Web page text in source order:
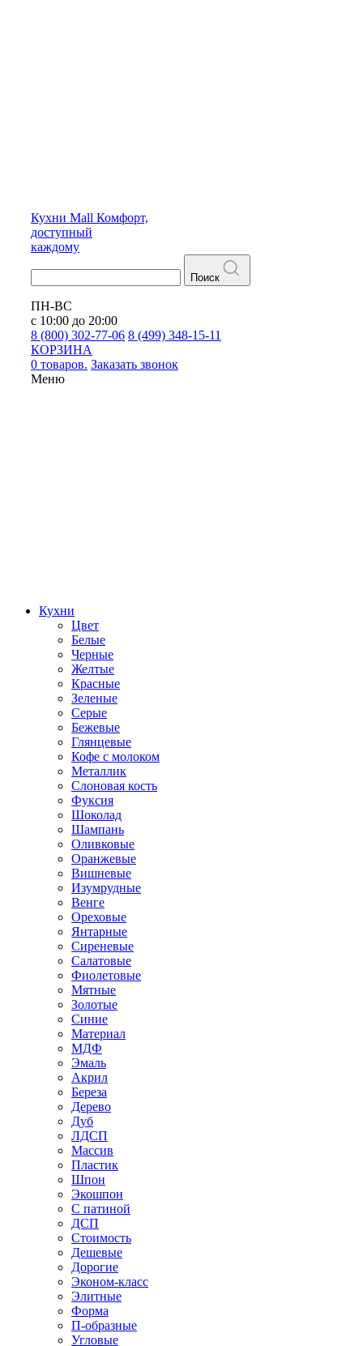
Кухни Mall Комфорт,
доступный
каждому
Поиск
ПН-ВС
с 10:00 до 20:00
8 (800) 302-77-06 8 (499) 348-15-11
КОРЗИНА
0 товаров. Заказать звонок
Меню
Кухни
Цвет
Белые
Черные
Желтые
Красные
Зеленые
Серые
Бежевые
Глянцевые
Кофе с молоком
Металлик
Слоновая кость
Фуксия
Шоколад
Шампань
Оливковые
Оранжевые
Вишневые
Изумрудные
Венге
Ореховые
Янтарные
Сиреневые
Салатовые
Фиолетовые
Мятные
Золотые
Синие
Материал
МДФ
Эмаль
Акрил
Береза
Дерево
Дуб
ЛДСП
Массив
Пластик
Шпон
Экошпон
С патиной
ДСП
Стоимость
Дешевые
Дорогие
Эконом-класс
Элитные
Форма
П-образные
Угловые